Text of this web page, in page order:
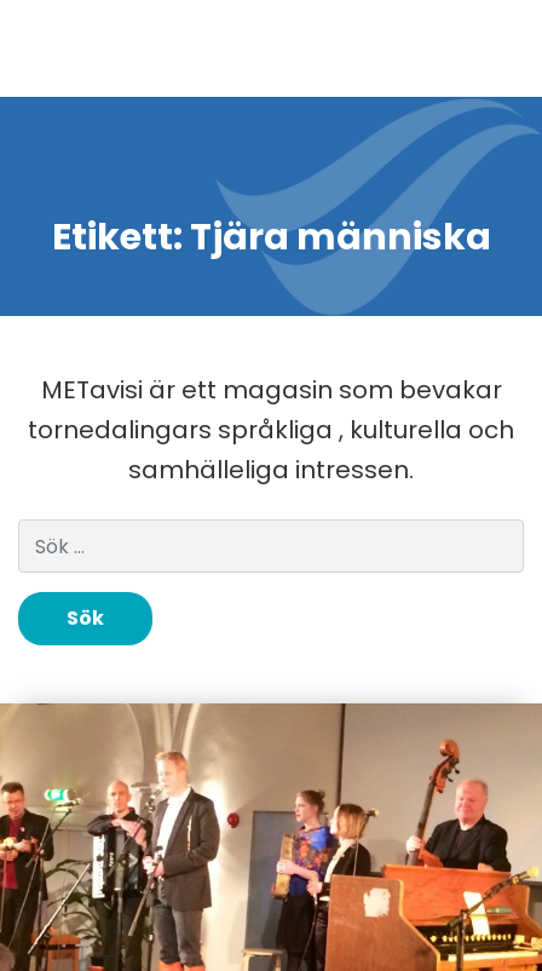
Etikett:Tjära människa
METavisi är ett magasin som bevakar
tornedalingars språkliga , kulturella och
samhälleliga intressen.
Sök efter: